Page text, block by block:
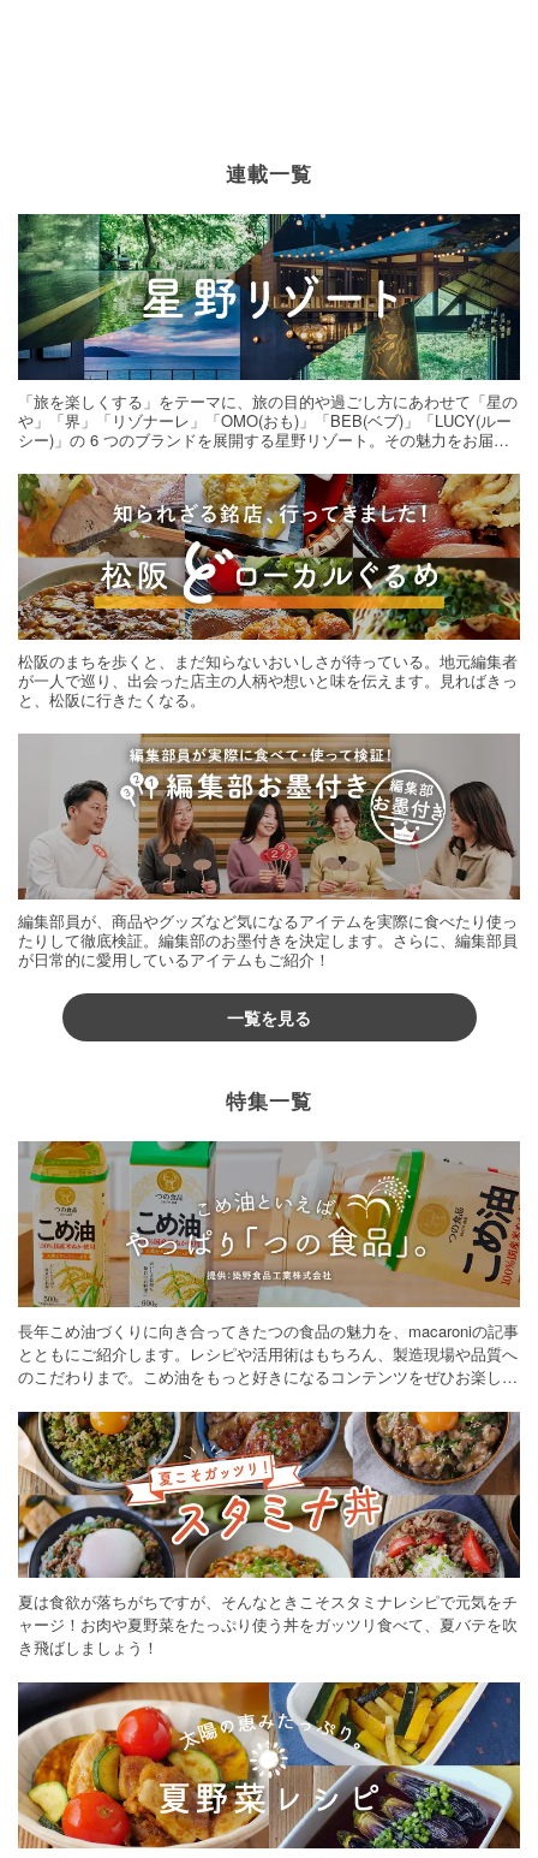
連載一覧
「旅を楽しくする」をテーマに、旅の目的や過ごし方にあわせて「星の
や」「界」「リゾナーレ」「OMO(おも)」「BEB(ベブ)」「LUCY(ルー
シー)」の 6 つのブランドを展開する星野リゾート。その魅力をお届け
松阪のまちを歩くと、まだ知らないおいしさが待っている。地元編集者
が一人で巡り、出会った店主の人柄や想いと味を伝えます。見ればきっ
と、松阪に行きたくなる。
編集部員が、商品やグッズなど気になるアイテムを実際に食べたり使っ
たりして徹底検証。編集部のお墨付きを決定します。さらに、編集部員
が日常的に愛用しているアイテムもご紹介！
一覧を見る
特集一覧
長年こめ油づくりに向き合ってきたつの食品の魅力を、macaroniの記事
とともにご紹介します。レシピや活用術はもちろん、製造現場や品質へ
のこだわりまで。こめ油をもっと好きになるコンテンツをぜひお楽しみ
夏は食欲が落ちがちですが、そんなときこそスタミナレシピで元気をチ
ャージ！お肉や夏野菜をたっぷり使う丼をガッツリ食べて、夏バテを吹
き飛ばしましょう！